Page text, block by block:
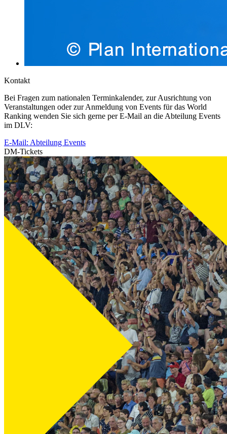
Kontakt
Bei Fragen zum nationalen Terminkalender, zur Ausrichtung von
Veranstaltungen oder zur Anmeldung von Events für das World
Ranking wenden Sie sich gerne per E-Mail an die Abteilung Events
im DLV:
E-Mail: Abteilung Events
DM-Tickets